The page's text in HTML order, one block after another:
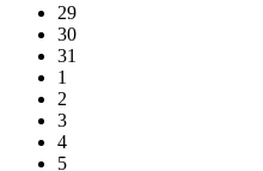
29
30
31
1
2
3
4
5